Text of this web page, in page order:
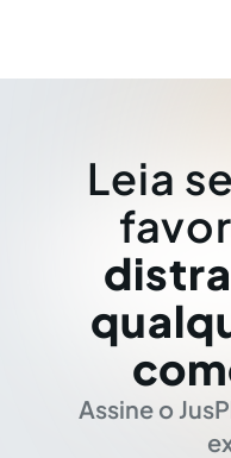
Leia
Assine o